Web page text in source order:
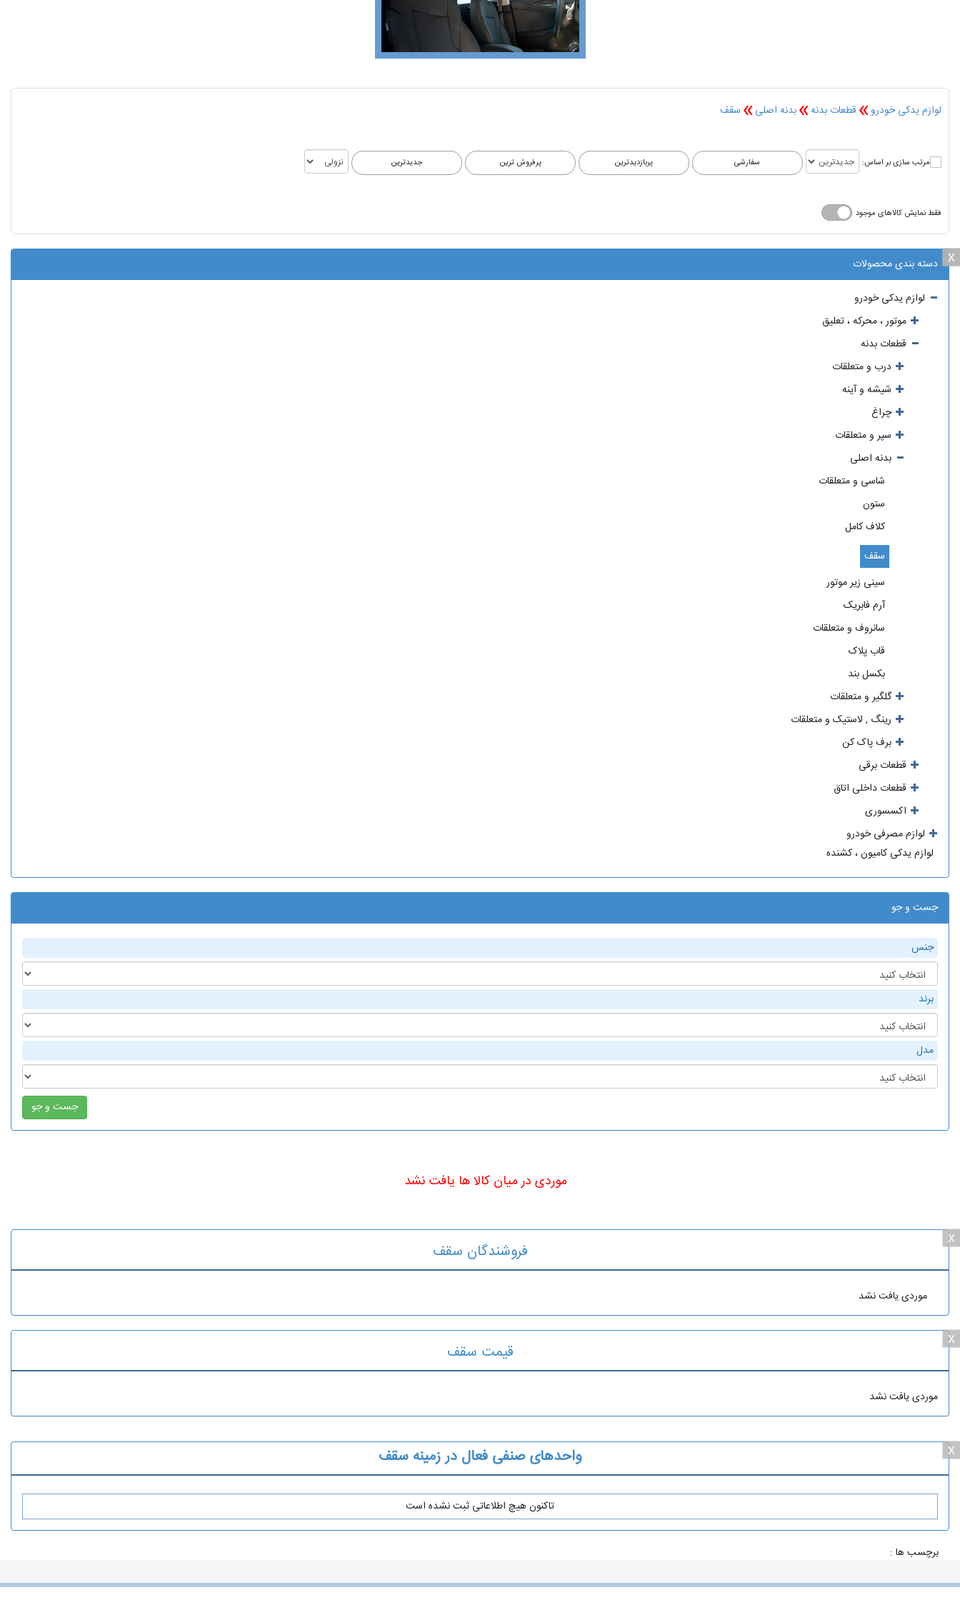
لوازم یدکی خودرو» قطعات بدنه»بدنه اصلی» سقف
مرتب سازی بر اساس:
فقط نمایش کالاهای موجود
x
دسته بندی محصولات
لوازم یدکی خودرو
موتور ، محرکه ، تعلیق
قطعات بدنه
درب و متعلقات
شیشه و آینه
چراغ
سپر و متعلقات
بدنه اصلی
شاسی و متعلقات
ستون
کلاف کامل
سقف
سینی زیر موتور
آرم فابریک
سانروف و متعلقات
قاب پلاک
بکسل بند
گلگیر و متعلقات
رینگ , لاستیک و متعلقات
برف پاک کن
قطعات برقی
قطعات داخلی اتاق
اکسسوری
لوازم مصرفی خودرو
لوازم یدکی کامیون ، کشنده
x
جست و جو
جنس
برند
مدل
موردی در میان کالا ها یافت نشد
x
فروشندگان سقف
موردی یافت نشد
x
قیمت سقف
موردی یافت نشد
x واحدهای صنفی فعال در زمینه سقف
تاکنون هیچ اطلاعاتی ثبت نشده است
برچسب ها :